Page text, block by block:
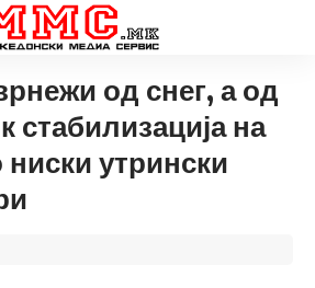
од снег, а од
стабилизација на
утрински